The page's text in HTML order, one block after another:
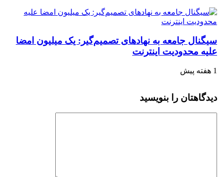
سیگنال جامعه به نهادهای تصمیم‌گیر: یک میلیون امضا
علیه محدودیت اینترنت
1 هفته پیش
دیدگاهتان را بنویسید